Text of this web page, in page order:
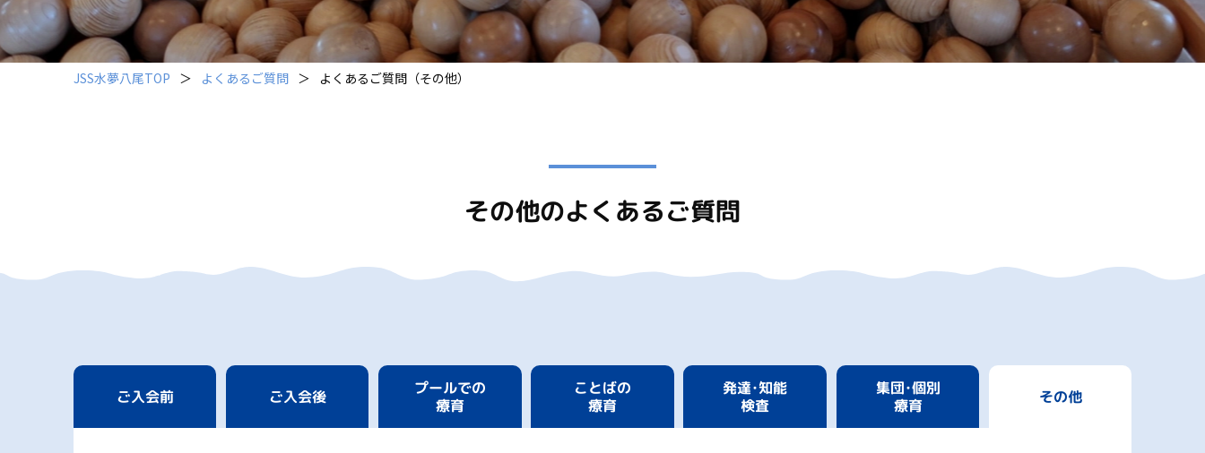
JSS水夢八尾TOP ＞ よくあるご質問 ＞ よくあるご質問（その他）
その他のよくあるご質問
ご入会前 ご入会後 プールでの
療育
ことばの
療育
発達･知能
検査
集団･個別
療育 その他